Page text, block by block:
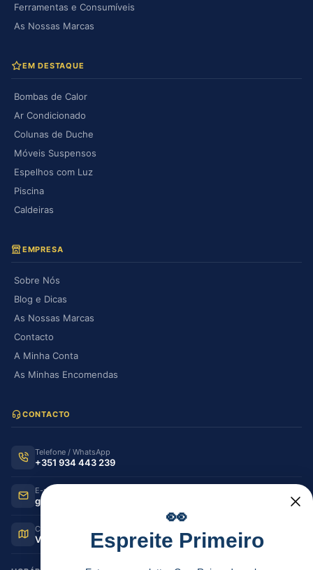
Ferramentas e Consumíveis
As Nossas Marcas
EM DESTAQUE
Bombas de Calor
Ar Condicionado
Colunas de Duche
Móveis Suspensos
Espelhos com Luz
Piscina
Caldeiras
EMPRESA
Sobre Nós
Blog e Dicas
As Nossas Marcas
Contacto
A Minha Conta
As Minhas Encomendas
CONTACTO
Telefone / WhatsApp
+351 934 443 239
E-mail
geral@casaraiz.pt
Como chegar
Ver no Google Maps
👀
Espreite Primeiro